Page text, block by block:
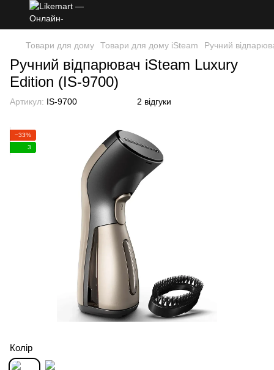
Товари для дому Товари для дому iSteam Ручний
Ручний відпарювач iSteam Luxury
Edition (IS-9700)
Артикул: IS-9700 2 відгуки
−33%
3
Колір